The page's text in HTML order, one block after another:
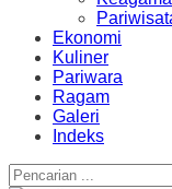
Ekonomi
Kuliner
Pariwara
Ragam
Galeri
Indeks